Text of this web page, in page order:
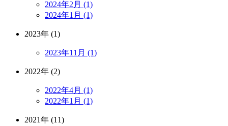
2024年2月 (1)
2024年1月 (1)
2023年 (1)
2023年11月 (1)
2022年 (2)
2022年4月 (1)
2022年1月 (1)
2021年 (11)